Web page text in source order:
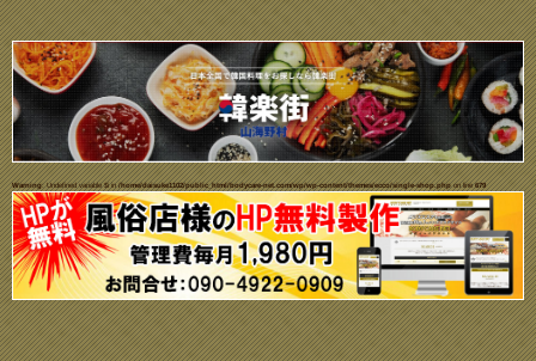
Warning: Undefined variable $i in/home/daisuke1102/public_html/bodycare-net.com/wp/wp-content/themes/ecco/single-shop.phpon line679